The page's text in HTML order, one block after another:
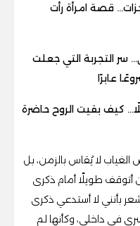
قصة امرأة رأت
سر التجربة التي جعلت
عابرًا
كيف بقيت الروح حاضرة
لا يُقاس بالزمن، بل
أتوقف طويلًا أمام ذكرى
بأنني لا أستدعي ذكرى
في داخلي، وكأنها لم